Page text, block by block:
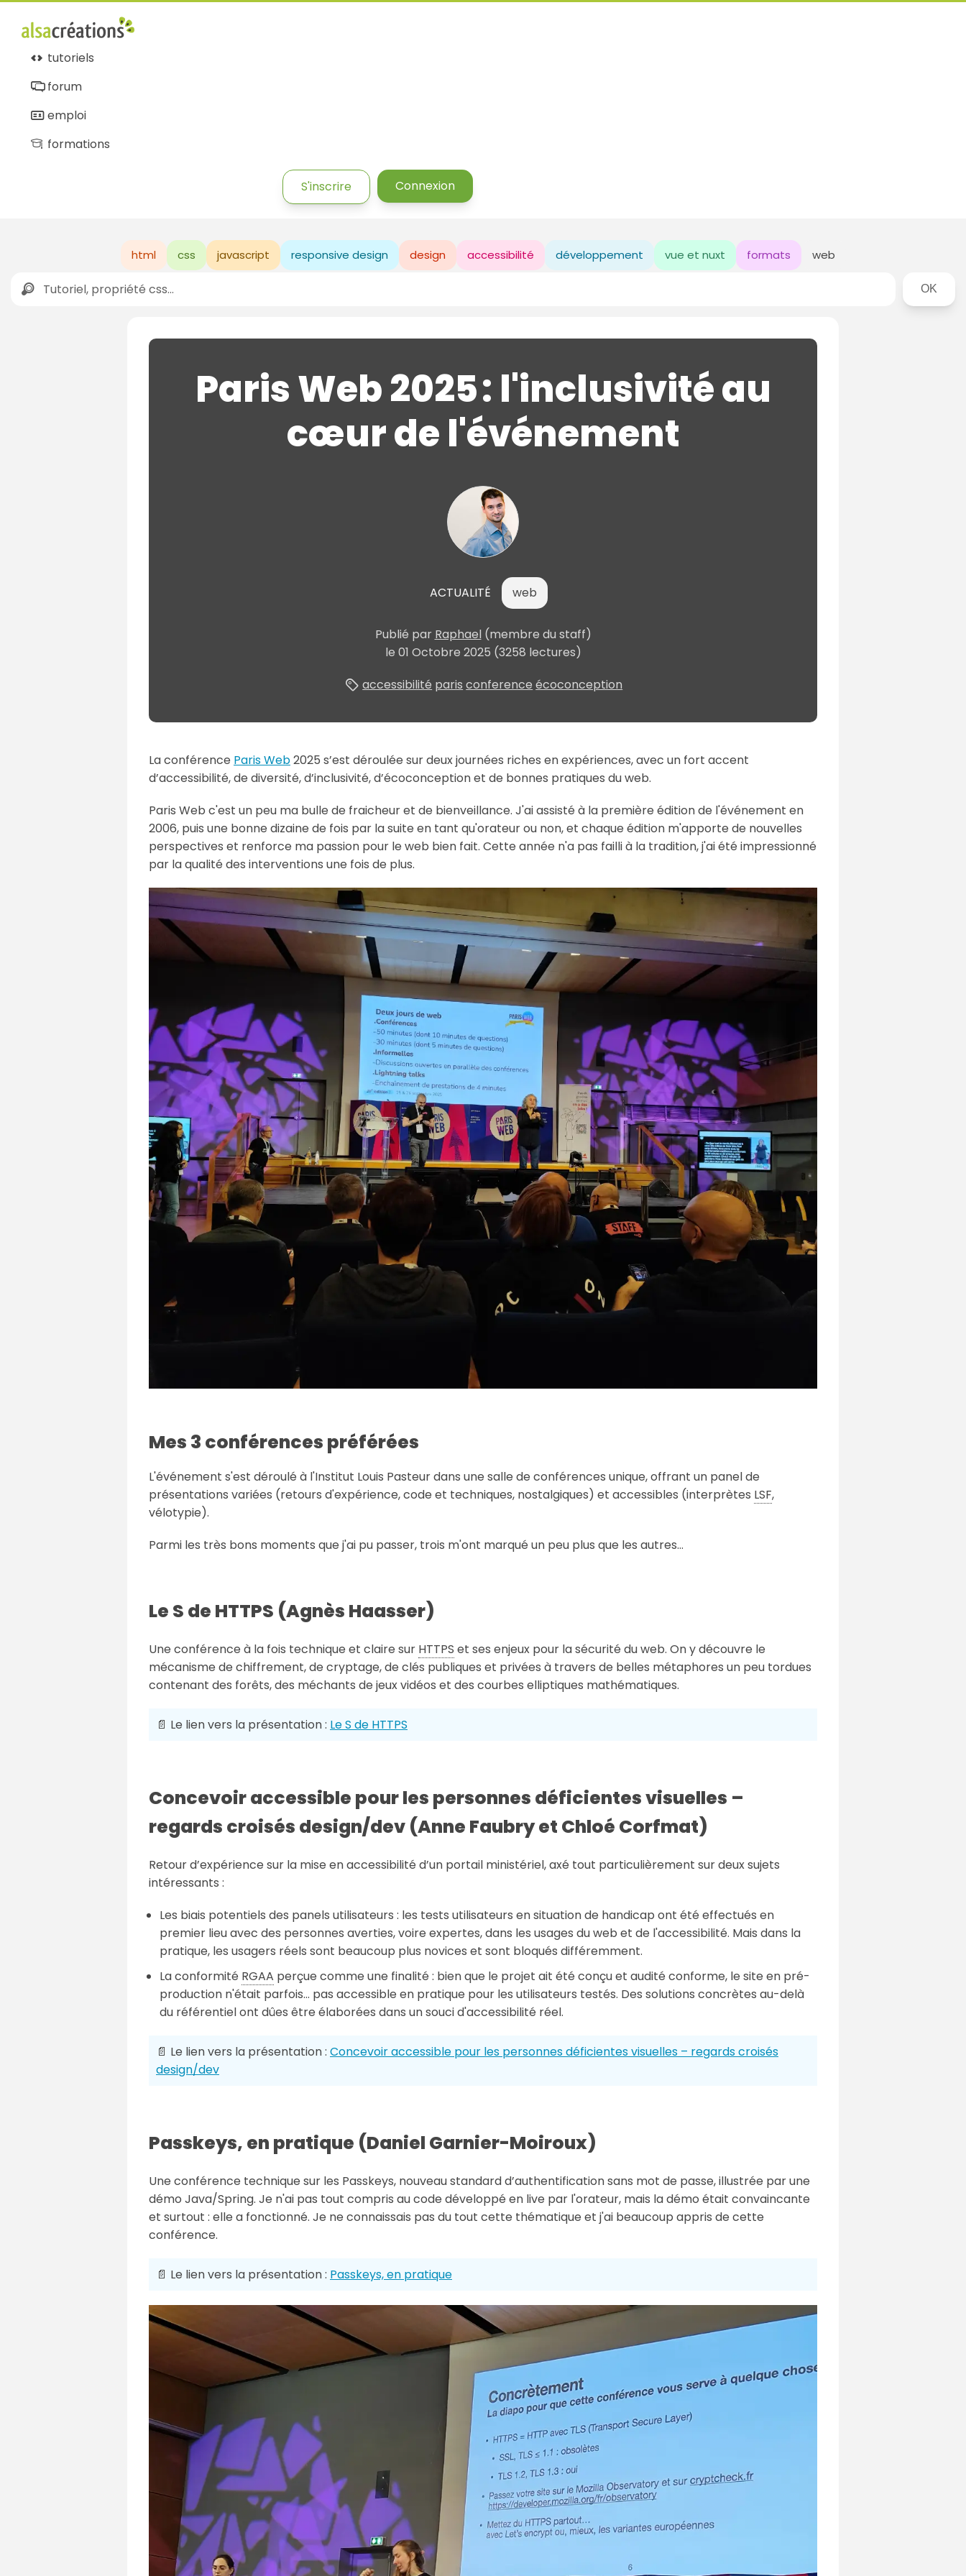
tutoriels
forum
emploi
formations
S'inscrire Connexion
html css javascript responsive design design accessibilité développement vue et nuxt formats web
Rechercher
Paris Web 2025 : l'inclusivité au
cœur de l'événement
ACTUALITÉ web
Publié par Raphael (membre du staff)
le 01 Octobre 2025 (3258 lectures)
accessibilité paris conference écoconception
La conférence Paris Web2025 s’est déroulée sur deux journées riches en expériences, avec un fort accent
d’accessibilité, de diversité, d’inclusivité, d’écoconception et de bonnes pratiques du web.
Paris Web c'est un peu ma bulle de fraicheur et de bienveillance. J'ai assisté à la première édition de l'événement en
2006, puis une bonne dizaine de fois par la suite en tant qu'orateur ou non, et chaque édition m'apporte de nouvelles
perspectives et renforce ma passion pour le web bien fait. Cette année n'a pas failli à la tradition, j'ai été impressionné
par la qualité des interventions une fois de plus.
Mes 3 conférences préférées
L'événement s'est déroulé à l'Institut Louis Pasteur dans une salle de conférences unique, offrant un panel de
présentations variées (retours d'expérience, code et techniques, nostalgiques) et accessibles (interprètes LSF,
vélotypie).
Parmi les très bons moments que j'ai pu passer, trois m'ont marqué un peu plus que les autres…
Le S de HTTPS (Agnès Haasser)
Une conférence à la fois technique et claire sur HTTPS et ses enjeux pour la sécurité du web. On y découvre le
mécanisme de chiffrement, de cryptage, de clés publiques et privées à travers de belles métaphores un peu tordues
contenant des forêts, des méchants de jeux vidéos et des courbes elliptiques mathématiques.
📄 Le lien vers la présentation : Le S de HTTPS
Concevoir accessible pour les personnes déficientes visuelles –
regards croisés design/dev (Anne Faubry et Chloé Corfmat)
Retour d’expérience sur la mise en accessibilité d’un portail ministériel, axé tout particulièrement sur deux sujets
intéressants :
Les biais potentiels des panels utilisateurs : les tests utilisateurs en situation de handicap ont été effectués en
premier lieu avec des personnes averties, voire expertes, dans les usages du web et de l'accessibilité. Mais dans la
pratique, les usagers réels sont beaucoup plus novices et sont bloqués différemment.
La conformité RGAA perçue comme une finalité : bien que le projet ait été conçu et audité conforme, le site en pré-
production n'était parfois… pas accessible en pratique pour les utilisateurs testés. Des solutions concrètes au-delà
du référentiel ont dûes être élaborées dans un souci d'accessibilité réel.
📄 Le lien vers la présentation : Concevoir accessible pour les personnes déficientes visuelles – regards croisés
design/dev
Passkeys, en pratique (Daniel Garnier-Moiroux)
Une conférence technique sur les Passkeys, nouveau standard d’authentification sans mot de passe, illustrée par une
démo Java/Spring. Je n'ai pas tout compris au code développé en live par l'orateur, mais la démo était convaincante
et surtout : elle a fonctionné. Je ne connaissais pas du tout cette thématique et j'ai beaucoup appris de cette
conférence.
📄 Le lien vers la présentation : Passkeys, en pratique